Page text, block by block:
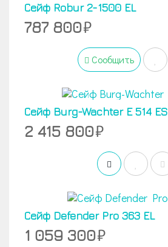
Сейф Robur 2-1500 EL
787 800
Сообщить
Сейф Burg-Wachter E 514 ES
2 415 800
Сейф Defender Pro 363 EL
1 059 300